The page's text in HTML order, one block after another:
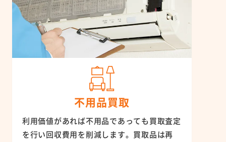
不用品買取
利用価値があれば不用品であっても買取査定
を行い回収費用を削減します。買取品は再